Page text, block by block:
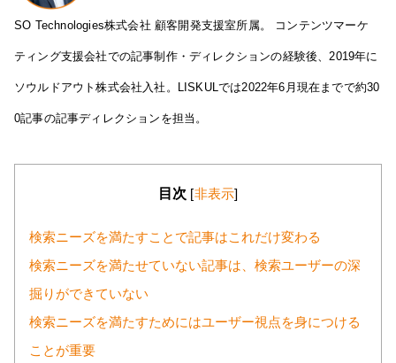
SO Technologies株式会社 顧客開発支援室所属。 コンテンツマーケ
ティング支援会社での記事制作・ディレクションの経験後、2019年に
ソウルドアウト株式会社入社。LISKULでは2022年6月現在までで約30
0記事の記事ディレクションを担当。
目次 [非表示]
検索ニーズを満たすことで記事はこれだけ変わる
検索ニーズを満たせていない記事は、検索ユーザーの深
掘りができていない
検索ニーズを満たすためにはユーザー視点を身につける
ことが重要